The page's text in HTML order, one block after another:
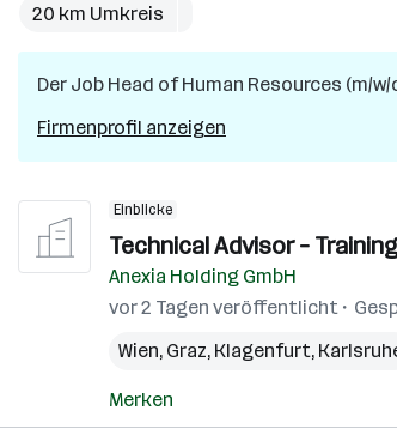
20 km Umkreis
Der Job Head of Human Resources (m/w/
Firmenprofil anzeigen
Einblicke
Technical Advisor –
Anexia Holding GmbH
vor 2 Tagen veröffentlicht
Wien, Graz, Klagenfurt,
Merken